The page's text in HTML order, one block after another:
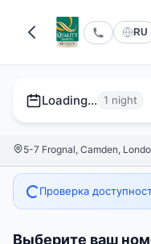
RU
Loading... 1 night
5-7 Frognal, Camden,
Проверка
Выберите ваш